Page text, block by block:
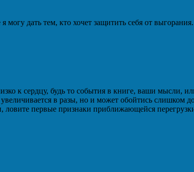
я могу дать тем, кто хочет защитить себя от
к сердцу, будь то события в книге, ваши мысли,
увеличивается в разы, но и может обойтись
ловите первые признаки приближающейся